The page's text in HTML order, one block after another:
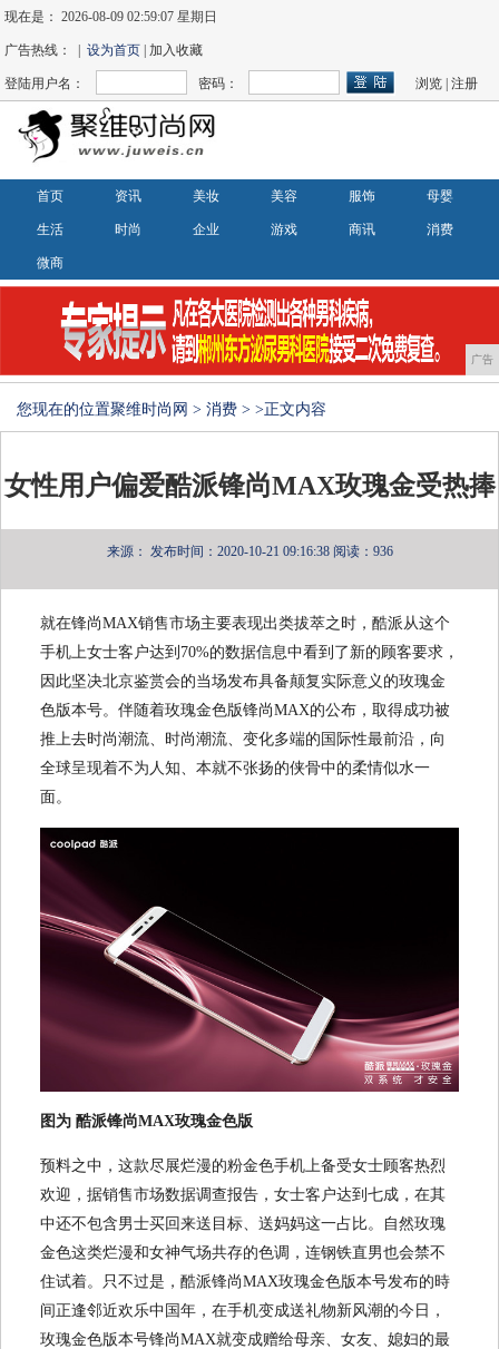
现在是：2026-08-09 02:59:08 星期日
广告热线： |设为首页 | 加入收藏
登陆用户名： 密码： 浏览 |注册
首页 资讯 美妆 美容 服饰 母婴
生活 时尚 企业 游戏 商讯 消费
微商
广告
您现在的位置聚维时尚网 > 消费 > >正文内容
女性用户偏爱酷派锋尚MAX玫瑰金受热捧
来源： 发布时间：2020-10-21 09:16:38 阅读：936
就在锋尚MAX销售市场主要表现出类拔萃之时，酷派从这个
手机上女士客户达到70%的数据信息中看到了新的顾客要求，
因此坚决北京鉴赏会的当场发布具备颠复实际意义的玫瑰金
色版本号。伴随着玫瑰金色版锋尚MAX的公布，取得成功被
推上去时尚潮流、时尚潮流、变化多端的国际性最前沿，向
全球呈现着不为人知、本就不张扬的侠骨中的柔情似水一
面。
图为 酷派锋尚MAX玫瑰金色版
预料之中，这款尽展烂漫的粉金色手机上备受女士顾客热烈
欢迎，据销售市场数据调查报告，女士客户达到七成，在其
中还不包含男士买回来送目标、送妈妈这一占比。自然玫瑰
金色这类烂漫和女神气场共存的色调，连钢铁直男也会禁不
住试着。只不过是，酷派锋尚MAX玫瑰金色版本号发布的時
间正逢邻近欢乐中国年，在手机变成送礼物新风潮的今日，
玫瑰金色版本号锋尚MAX就变成赠给母亲、女友、媳妇的最